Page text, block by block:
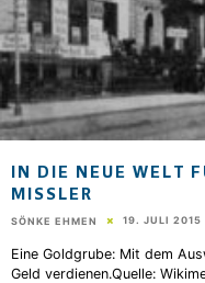
IN DIE NEUE WELT
MISSLER
SÖNKE EHMEN 19. JULI 2015
Eine Goldgrube: Mit dem
Geld verdienen.Quelle: